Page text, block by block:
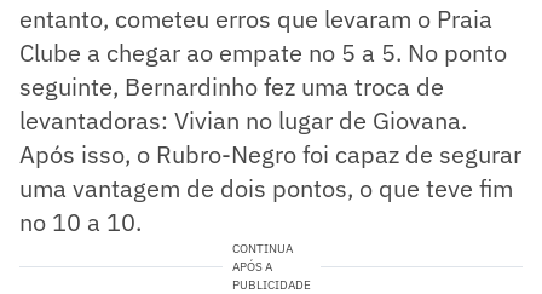
entanto, cometeu erros que levaram o Praia
Clube a chegar ao empate no 5 a 5. No ponto
seguinte, Bernardinho fez uma troca de
levantadoras: Vivian no lugar de Giovana.
Após isso, o Rubro-Negro foi capaz de segurar
uma vantagem de dois pontos, o que teve fim
no 10 a 10.
CONTINUA
APÓS A
PUBLICIDADE